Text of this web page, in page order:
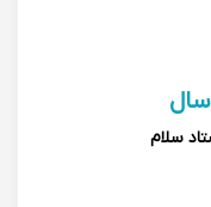
سلام